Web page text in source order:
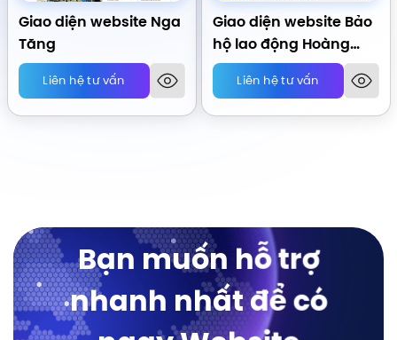
Giao diện website Nga
Tăng
Liên hệ tư vấn
Giao diện website Bảo
hộ lao động Hoàng
Dung
Liên hệ tư vấn
Bạn muốn hỗ trợ
nhanh nhất để có